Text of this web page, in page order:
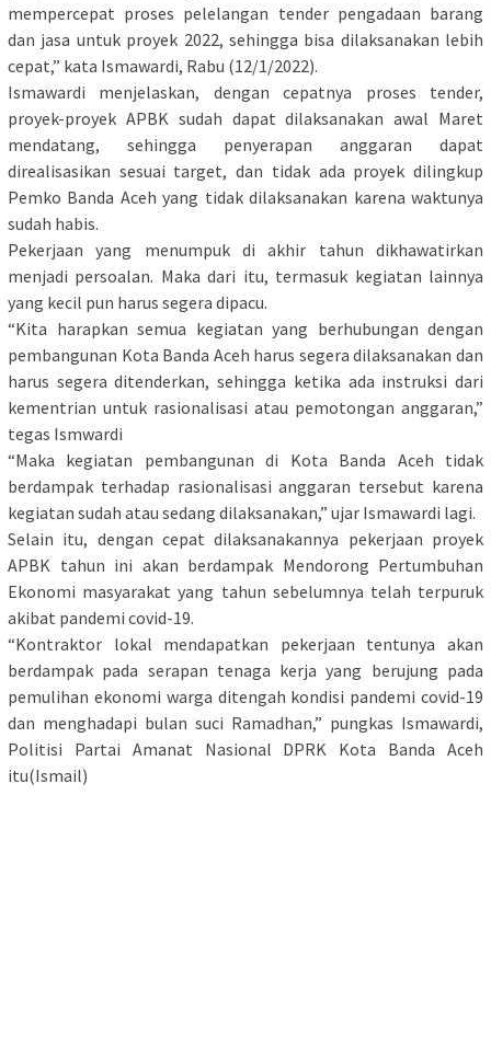
mempercepat proses pelelangan tender pengadaan barang
dan jasa untuk proyek 2022, sehingga bisa dilaksanakan lebih
cepat,” kata Ismawardi, Rabu (12/1/2022).
Ismawardi menjelaskan, dengan cepatnya proses tender,
proyek-proyek APBK sudah dapat dilaksanakan awal Maret
mendatang, sehingga penyerapan anggaran dapat
direalisasikan sesuai target, dan tidak ada proyek dilingkup
Pemko Banda Aceh yang tidak dilaksanakan karena waktunya
sudah habis.
Pekerjaan yang menumpuk di akhir tahun dikhawatirkan
menjadi persoalan. Maka dari itu, termasuk kegiatan lainnya
yang kecil pun harus segera dipacu.
“Kita harapkan semua kegiatan yang berhubungan dengan
pembangunan Kota Banda Aceh harus segera dilaksanakan dan
harus segera ditenderkan, sehingga ketika ada instruksi dari
kementrian untuk rasionalisasi atau pemotongan anggaran,”
tegas Ismwardi
“Maka kegiatan pembangunan di Kota Banda Aceh tidak
berdampak terhadap rasionalisasi anggaran tersebut karena
kegiatan sudah atau sedang dilaksanakan,” ujar Ismawardi lagi.
Selain itu, dengan cepat dilaksanakannya pekerjaan proyek
APBK tahun ini akan berdampak Mendorong Pertumbuhan
Ekonomi masyarakat yang tahun sebelumnya telah terpuruk
akibat pandemi covid-19.
“Kontraktor lokal mendapatkan pekerjaan tentunya akan
berdampak pada serapan tenaga kerja yang berujung pada
pemulihan ekonomi warga ditengah kondisi pandemi covid-19
dan menghadapi bulan suci Ramadhan,” pungkas Ismawardi,
Politisi Partai Amanat Nasional DPRK Kota Banda Aceh
itu(Ismail)